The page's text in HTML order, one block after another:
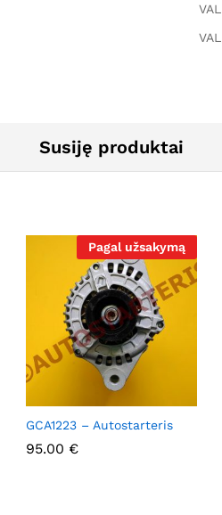
Susiję produktai
Pagal užsakymą
GCA1223 – Autostarteris
95.00 €
95.00 €